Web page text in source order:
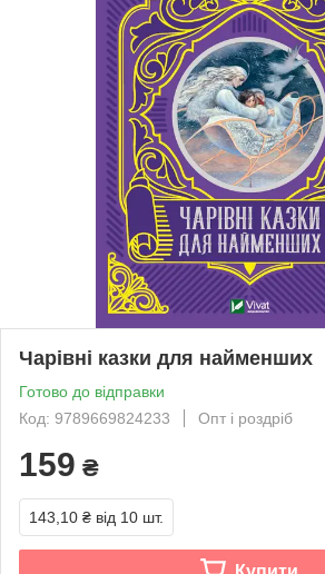
Чарівні казки для найменших
Готово до відправки
Код: 9789669824233
Опт і роздріб
159 ₴
143,10 ₴ від 10 шт.